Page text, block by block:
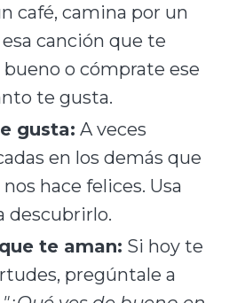
café, camina por un
canción que te
o cómprate ese
te gusta.
gusta: A veces
en los demás que
hace felices. Usa
descubrirlo.
te aman: Si hoy te
pregúntale a